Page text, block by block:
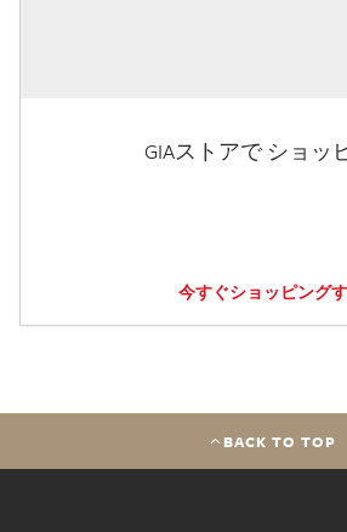
GIAストアで ショッ
今すぐショッピング
BACK TO TOP